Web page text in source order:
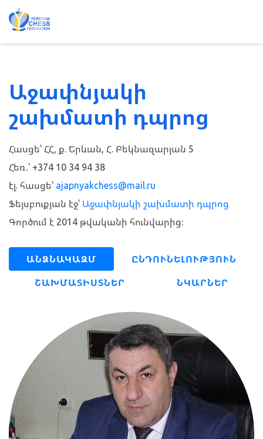
Աջափնյակի
շախմատի դպրոց
Հասցե՝ ՀՀ, ք. Երևան, Հ. Բեկնազարյան 5
Հեռ․՝ +374 10 34 94 38
էլ. հասցե՝ ajapnyakchess@mail.ru
Ֆեյսբուքյան էջ՝ Աջափնյակի շախմատի դպրոց
Գործում է 2014 թվականի հունվարից։
ԱՆՁՆԱԿԱԶՄ
ԸՆԴՈՒՆԵԼՈՒԹՅՈՒՆ
ՇԱԽՄԱՏԻՍՏՆԵՐ
ՆԿԱՐՆԵՐ